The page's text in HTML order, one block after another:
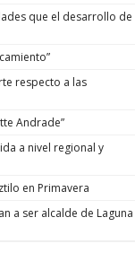
que el desarrollo de
respecto a las
Andrade”
a nivel regional y
en Primavera
a ser alcalde de Laguna